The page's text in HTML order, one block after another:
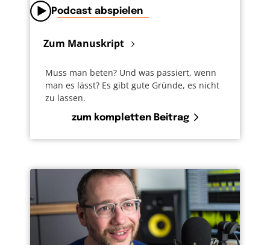
Podcast abspielen
Zum Manuskript
Muss man beten? Und was passiert, wenn
man es lässt? Es gibt gute Gründe, es nicht
zu lassen.
zum kompletten Beitrag